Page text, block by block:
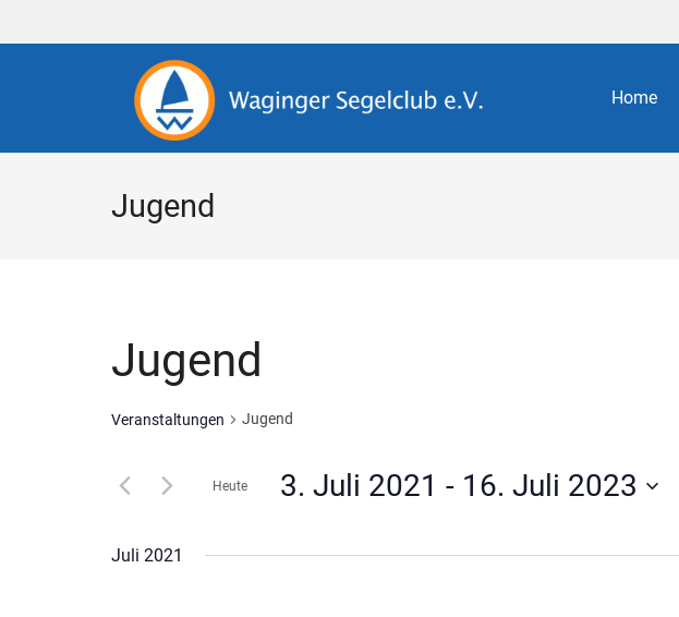
Home
Jugend
Jugend
Veranstaltungen Jugend
Heute 3. Juli 2021 - 16. Juli 2023
Juli 2021